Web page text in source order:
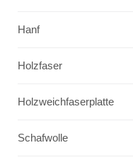
Hanf
Holzfaser
Holzweichfaserplatte
Schafwolle